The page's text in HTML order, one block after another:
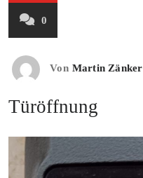
0
Von Martin Zänker
Türöffnung